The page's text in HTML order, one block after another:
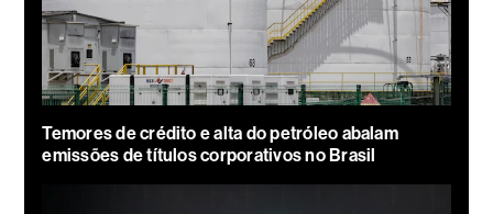
Temores de crédito e alta do petróleo abalam
emissões de títulos corporativos no Brasil